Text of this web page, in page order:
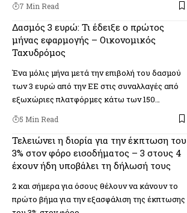
7 Min Read
Δασμός 3 ευρώ: Τι έδειξε ο πρώτος
μήνας εφαρμογής – Οικονομικός
Ταχυδρόμος
Ένα μόλις μήνα μετά την επιβολή του δασμού
των 3 ευρώ από την ΕΕ στις συναλλαγές από
εξωχώριες πλατφόρμες κάτω των 150…
5 Min Read
Τελειώνει η διορία για την έκπτωση του
3% στον φόρο εισοδήματος – 3 στους 4
έχουν ήδη υποβάλει τη δήλωσή τους
2 και σήμερα για όσους θέλουν να κάνουν το
πρώτο βήμα για την εξασφάλιση της έκπτωσης